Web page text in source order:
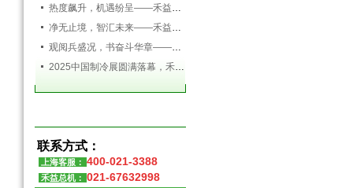
热度飙升，机遇纷呈——禾益环境持续发力，精彩依旧
净无止境，智汇未来——禾益环境亮相第138届广交会
观阅兵盛况，书奋斗华章——禾益环境组织全体员工观看九三阅兵盛典
2025中国制冷展圆满落幕，禾益环境满载而归！
联系方式：
上海客服： 400-021-3388
禾益总机： 021-67632998